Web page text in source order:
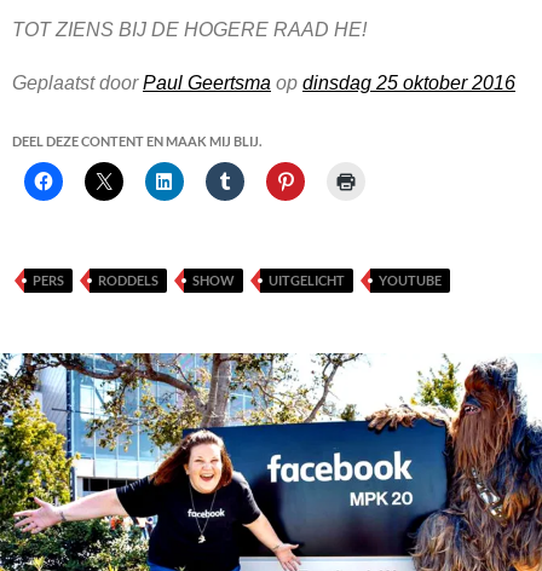
TOT ZIENS BIJ DE HOGERE RAAD HE!
Geplaatst doorPaul Geertsma op dinsdag 25 oktober 2016
DEEL DEZE CONTENT EN MAAK MIJ BLIJ.
PERS RODDELS SHOW UITGELICHT YOUTUBE